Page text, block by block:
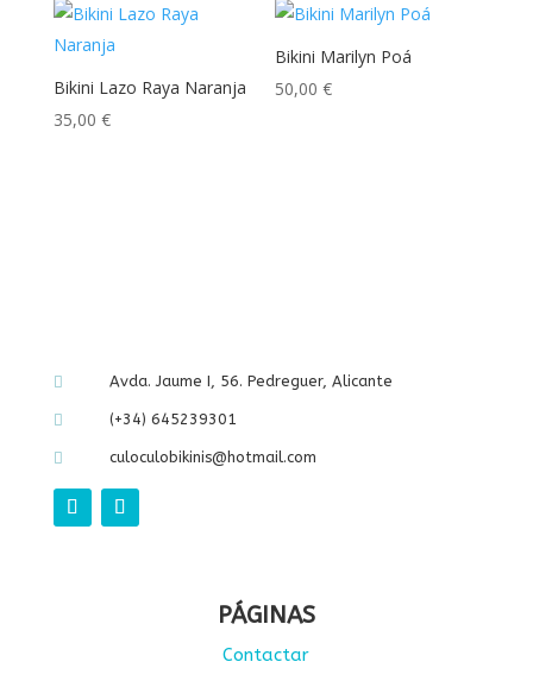
Bikini Lazo Raya Naranja
35,00 €
Bikini Marilyn Poá
50,00€
 Avda. Jaume I, 56. Pedreguer, Alicante
 (+34) 645239301
 culoculobikinis@hotmail.com
PÁGINAS
Contactar